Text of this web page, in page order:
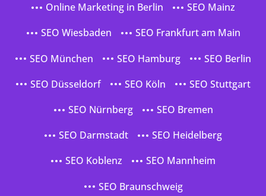
Online Marketing in Berlin
SEO Mainz
SEO Wiesbaden
SEO Frankfurt am Main
SEO München
SEO Hamburg
SEO Berlin
SEO Düsseldorf
SEO Köln
SEO Stuttgart
SEO Nürnberg
SEO Bremen
SEO Darmstadt
SEO Heidelberg
SEO Koblenz
SEO Mannheim
SEO Braunschweig